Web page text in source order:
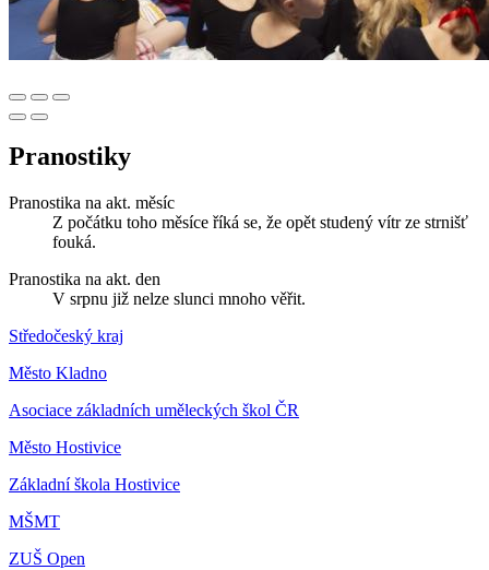
Pranostiky
Pranostika na akt. měsíc
Z počátku toho měsíce říká se, že opět studený vítr ze strnišť
fouká.
Pranostika na akt. den
V srpnu již nelze slunci mnoho věřit.
Středočeský kraj
Město Kladno
Asociace základních uměleckých škol ČR
Město Hostivice
Základní škola Hostivice
MŠMT
ZUŠ Open